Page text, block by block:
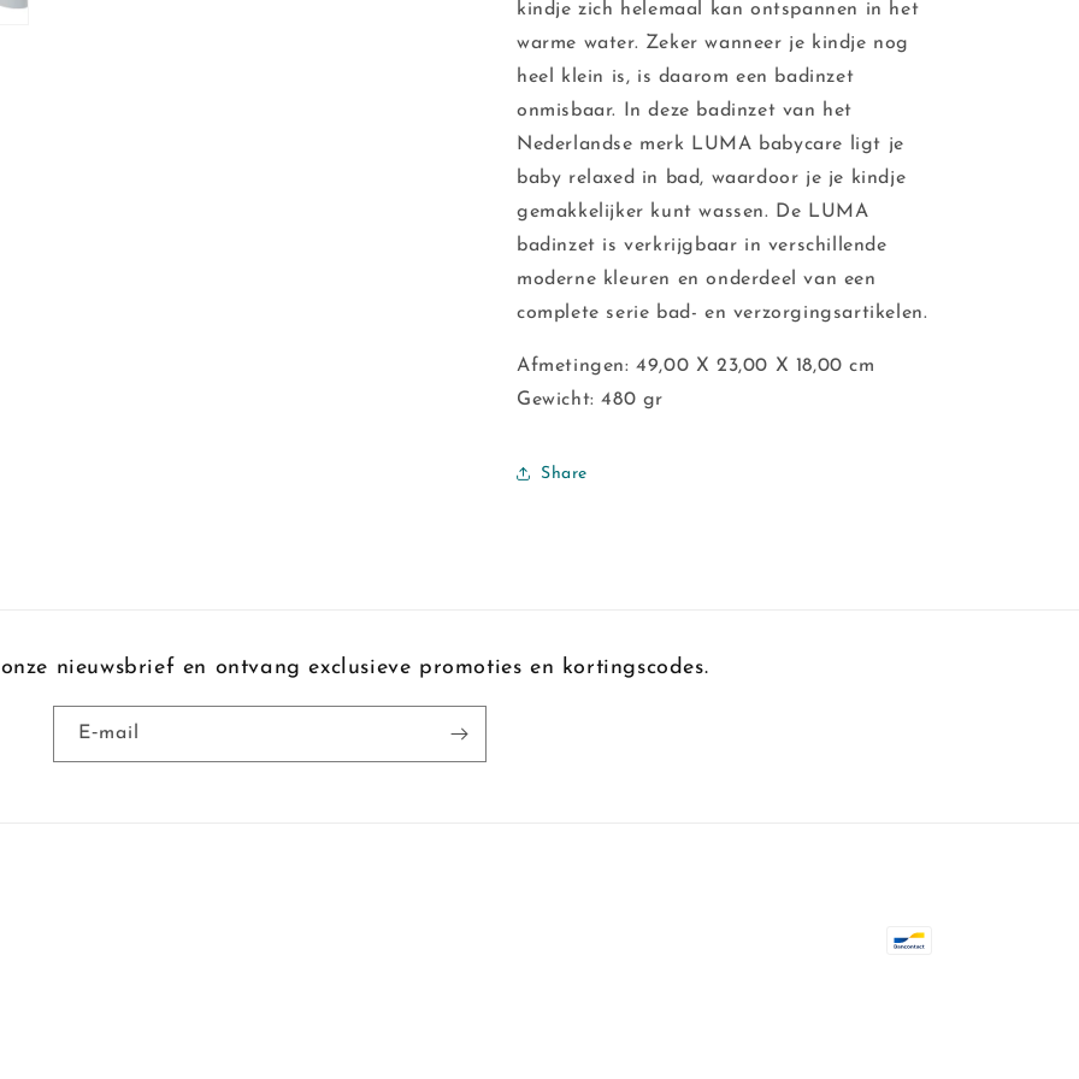
kindje zich helemaal kan ontspannen in het
warme water. Zeker wanneer je kindje nog
heel klein is, is daarom een badinzet
onmisbaar. In deze badinzet van het
Nederlandse merk LUMA babycare ligt je
baby relaxed in bad, waardoor je je kindje
gemakkelijker kunt wassen. De LUMA
badinzet is verkrijgbaar in verschillende
moderne kleuren en onderdeel van een
complete serie bad- en verzorgingsartikelen.
Afmetingen: 49,00 X 23,00 X 18,00 cm
Gewicht: 480 gr
Share
nieuwsbrief en ontvang exclusieve promoties en kortingscodes.
E‑mail
Betaalmethoden